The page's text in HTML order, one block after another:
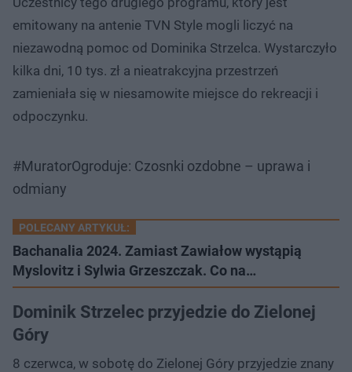
emitowany na antenie TVN Style mogli liczyć na
niezawodną pomoc od Dominika Strzelca. Wystarczyło
kilka dni, 10 tys. zł a nieatrakcyjna przestrzeń
zamieniała się w niesamowite miejsce do rekreacji i
odpoczynku.
#MuratorOgroduje: Czosnki ozdobne – uprawa i
odmiany
POLECANY ARTYKUŁ:
Bachanalia 2024. Zamiast Zawiałow wystąpią
Myslovitz i Sylwia Grzeszczak. Co na…
Dominik Strzelec przyjedzie do Zielonej
Góry
8 czerwca, w sobotę do Zielonej Góry przyjedzie znany